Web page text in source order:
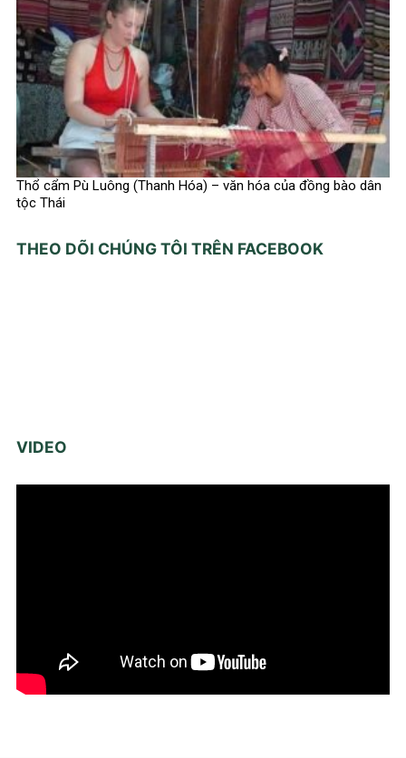
Thổ cẩm Pù Luông (Thanh Hóa) – văn hóa của đồng bào dân
tộc Thái
THEO DÕI CHÚNG TÔI TRÊN FACEBOOK
VIDEO